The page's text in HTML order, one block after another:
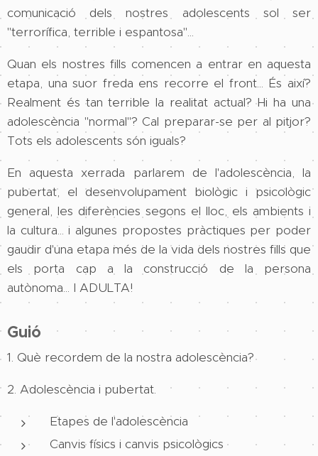
comunicació dels nostres adolescents sol ser
"terrorífica, terrible i espantosa"...
Quan els nostres fills comencen a entrar en aquesta
etapa, una suor freda ens recorre el front... És així?
Realment és tan terrible la realitat actual? Hi ha una
adolescència "normal"? Cal preparar-se per al pitjor?
Tots els adolescents són iguals?
En aquesta xerrada parlarem de l'adolescència, la
pubertat, el desenvolupament biològic i psicològic
general, les diferències segons el lloc, els ambients i
la cultura... i algunes propostes pràctiques per poder
gaudir d'una etapa més de la vida dels nostres fills que
els porta cap a la construcció de la persona
autònoma... I ADULTA!
Guió
1. Què recordem de la nostra adolescència?
2. Adolescència i pubertat.
Etapes de l'adolescència
Canvis físics i canvis psicològics